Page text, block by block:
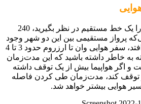
اگر فاصله وان تا ارزروم را یک خط مستقیم در نظر بگیرید، 240
پرواز مستقیمی بین این دو شهر وجود
ندارد یا به‌ندرت اتفاق می‌افتد، سفر هوایی وان تا ارزروم حدود 3 تا 4
خاطر داشته باشید که این مدت‌زمان
و اگر هواپیما بیش از یک توقف داشته
توقف کند، مدت‌زمان طی کردن فاصله
هوایی بیشتر خواهد شد.